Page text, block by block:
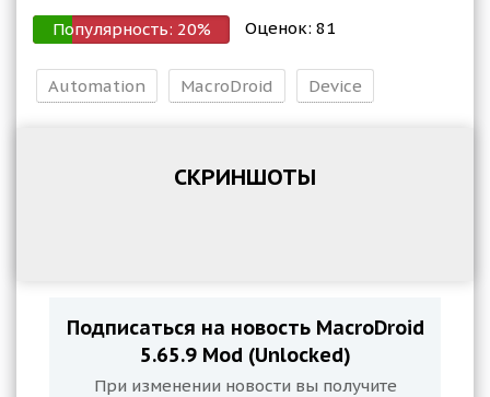
Популярность: 20% Оценок: 81
Automation MacroDroid Device
СКРИНШОТЫ
Подписаться на новость MacroDroid
5.65.9 Mod (Unlocked)
При изменении новости вы получите